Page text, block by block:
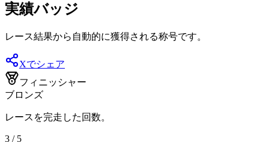
実績バッジ
レース結果から自動的に獲得される称号です。
Xでシェア
フィニッシャー
ブロンズ
レースを完走した回数。
3 / 5